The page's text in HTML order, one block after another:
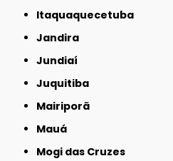
Itaquaquecetuba
Jandira
Jundiaí
Juquitiba
Mairiporã
Mauá
Mogi das Cruzes